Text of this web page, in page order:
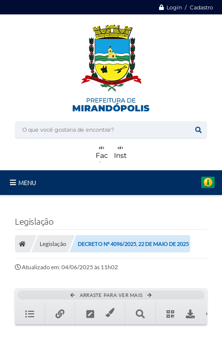
Login / Cadastro
MENU
Protocolo
Licitações
Transparência
Legislação
Legislação DECRETO Nº 4096/2025, 22 DE MAIO DE 2025
Atualizado em: 04/06/2025 às 11h02
ARRASTE PARA VER MAIS